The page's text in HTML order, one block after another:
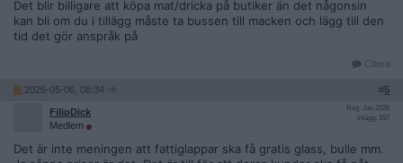
Det blir billigare att köpa mat/dricka på butiker än det någonsin
kan bli om du i tillägg måste ta bussen till macken och lägg till den
tid det gör anspråk på
Citera
2026-05-06, 08:34 #5
FilipDick
Medlem
Reg: Jan 2026
Inlägg: 197
Det är inte meningen att fattiglappar ska få gratis glass, bulle mm.